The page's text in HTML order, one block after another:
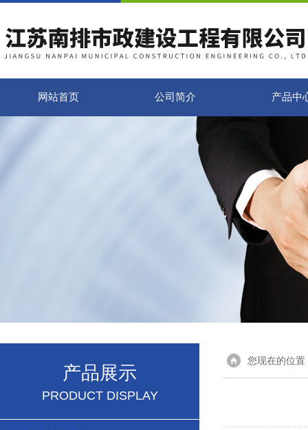
网站首页 公司简介 产品中
产品展示
PRODUCT DISPLAY
您现在的位置